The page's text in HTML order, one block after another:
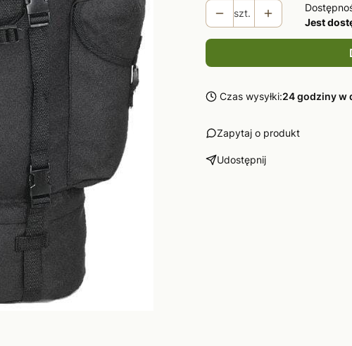
szt.
Jest
Czas wysyłki:24 godziny w
Zapytaj o produkt
Udostępnij